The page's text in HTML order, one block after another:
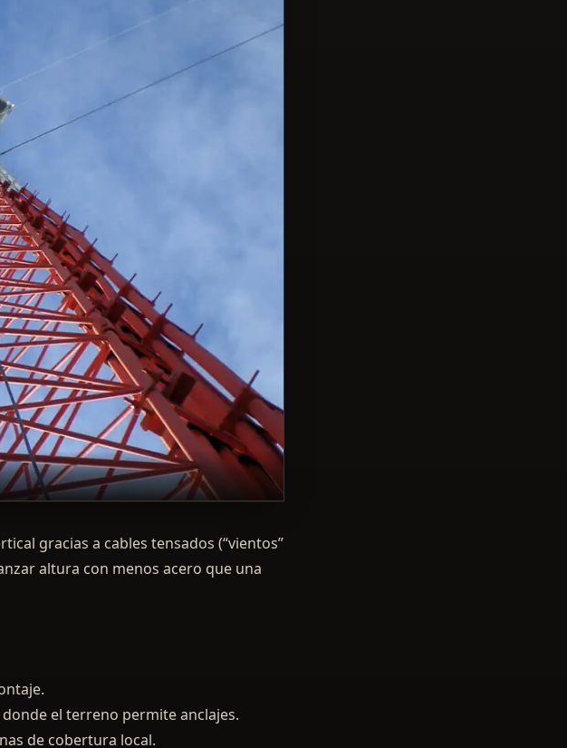
gracias a cables tensados (“vientos”
altura con menos acero que una
el terreno permite anclajes.
de cobertura local.